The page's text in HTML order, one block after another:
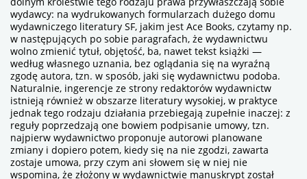
wydawcy: na wydrukowanych formularzach dużego domu
wydawniczego literatury SF, jakim jest Ace Books, czytamy np.
w następujących po sobie paragrafach, że wydawnictwu
wolno zmienić tytuł, objętość, ba, nawet tekst książki —
według własnego uznania, bez oglądania się na wyraźną
zgodę autora, tzn. w sposób, jaki się wydawnictwu podoba.
Naturalnie, ingerencje ze strony redaktorów wydawnictw
istnieją również w obszarze literatury wysokiej, w praktyce
jednak tego rodzaju działania przebiegają zupełnie inaczej: z
reguły poprzedzają one bowiem podpisanie umowy, tzn.
najpierw wydawnictwo proponuje autorowi planowane
zmiany i dopiero potem, kiedy się na nie zgodzi, zawarta
zostaje umowa, przy czym ani słowem się w niej nie
wspomina, że złożony w wydawnictwie manuskrypt został